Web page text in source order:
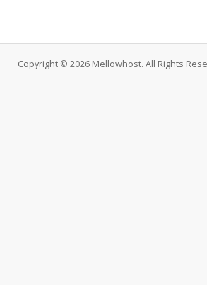
Copyright © 2026 Mellowhost. All Rights